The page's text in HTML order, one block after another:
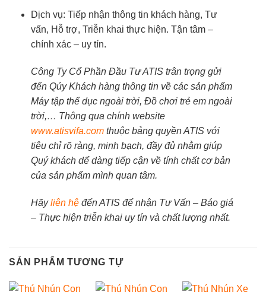
Dịch vụ: Tiếp nhận thông tin khách hàng, Tư
vấn, Hỗ trợ, Triễn khai thực hiện. Tận tâm –
chính xác – uy tín.
Công Ty Cổ Phần Đầu Tư ATIS trân trọng gửi
đến Qúy Khách hàng thông tin về các sản phẩm
Máy tập thể dục ngoài trời, Đồ chơi trẻ em ngoài
trời,… Thông qua chính website
www.atisvifa.comthuộc bảng quyền ATIS với
tiêu chỉ rõ ràng, minh bạch, đầy đủ nhằm giúp
Quý khách dể dàng tiếp cận về tính chất cơ bản
của sản phẩm mình quan tâm.
Hãyliên hệđến ATIS để nhận Tư Vấn – Báo giá
– Thực hiện triễn khai uy tín và chất lượng nhất.
SẢN PHẨM TƯƠNG TỰ